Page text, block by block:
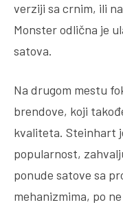
verziji sa crnim, ili
Monster odlična je
satova.
Na drugom mestu
brendove, koji
kvaliteta. Steinhart
popularnost,
ponude satove sa
mehanizmima, po